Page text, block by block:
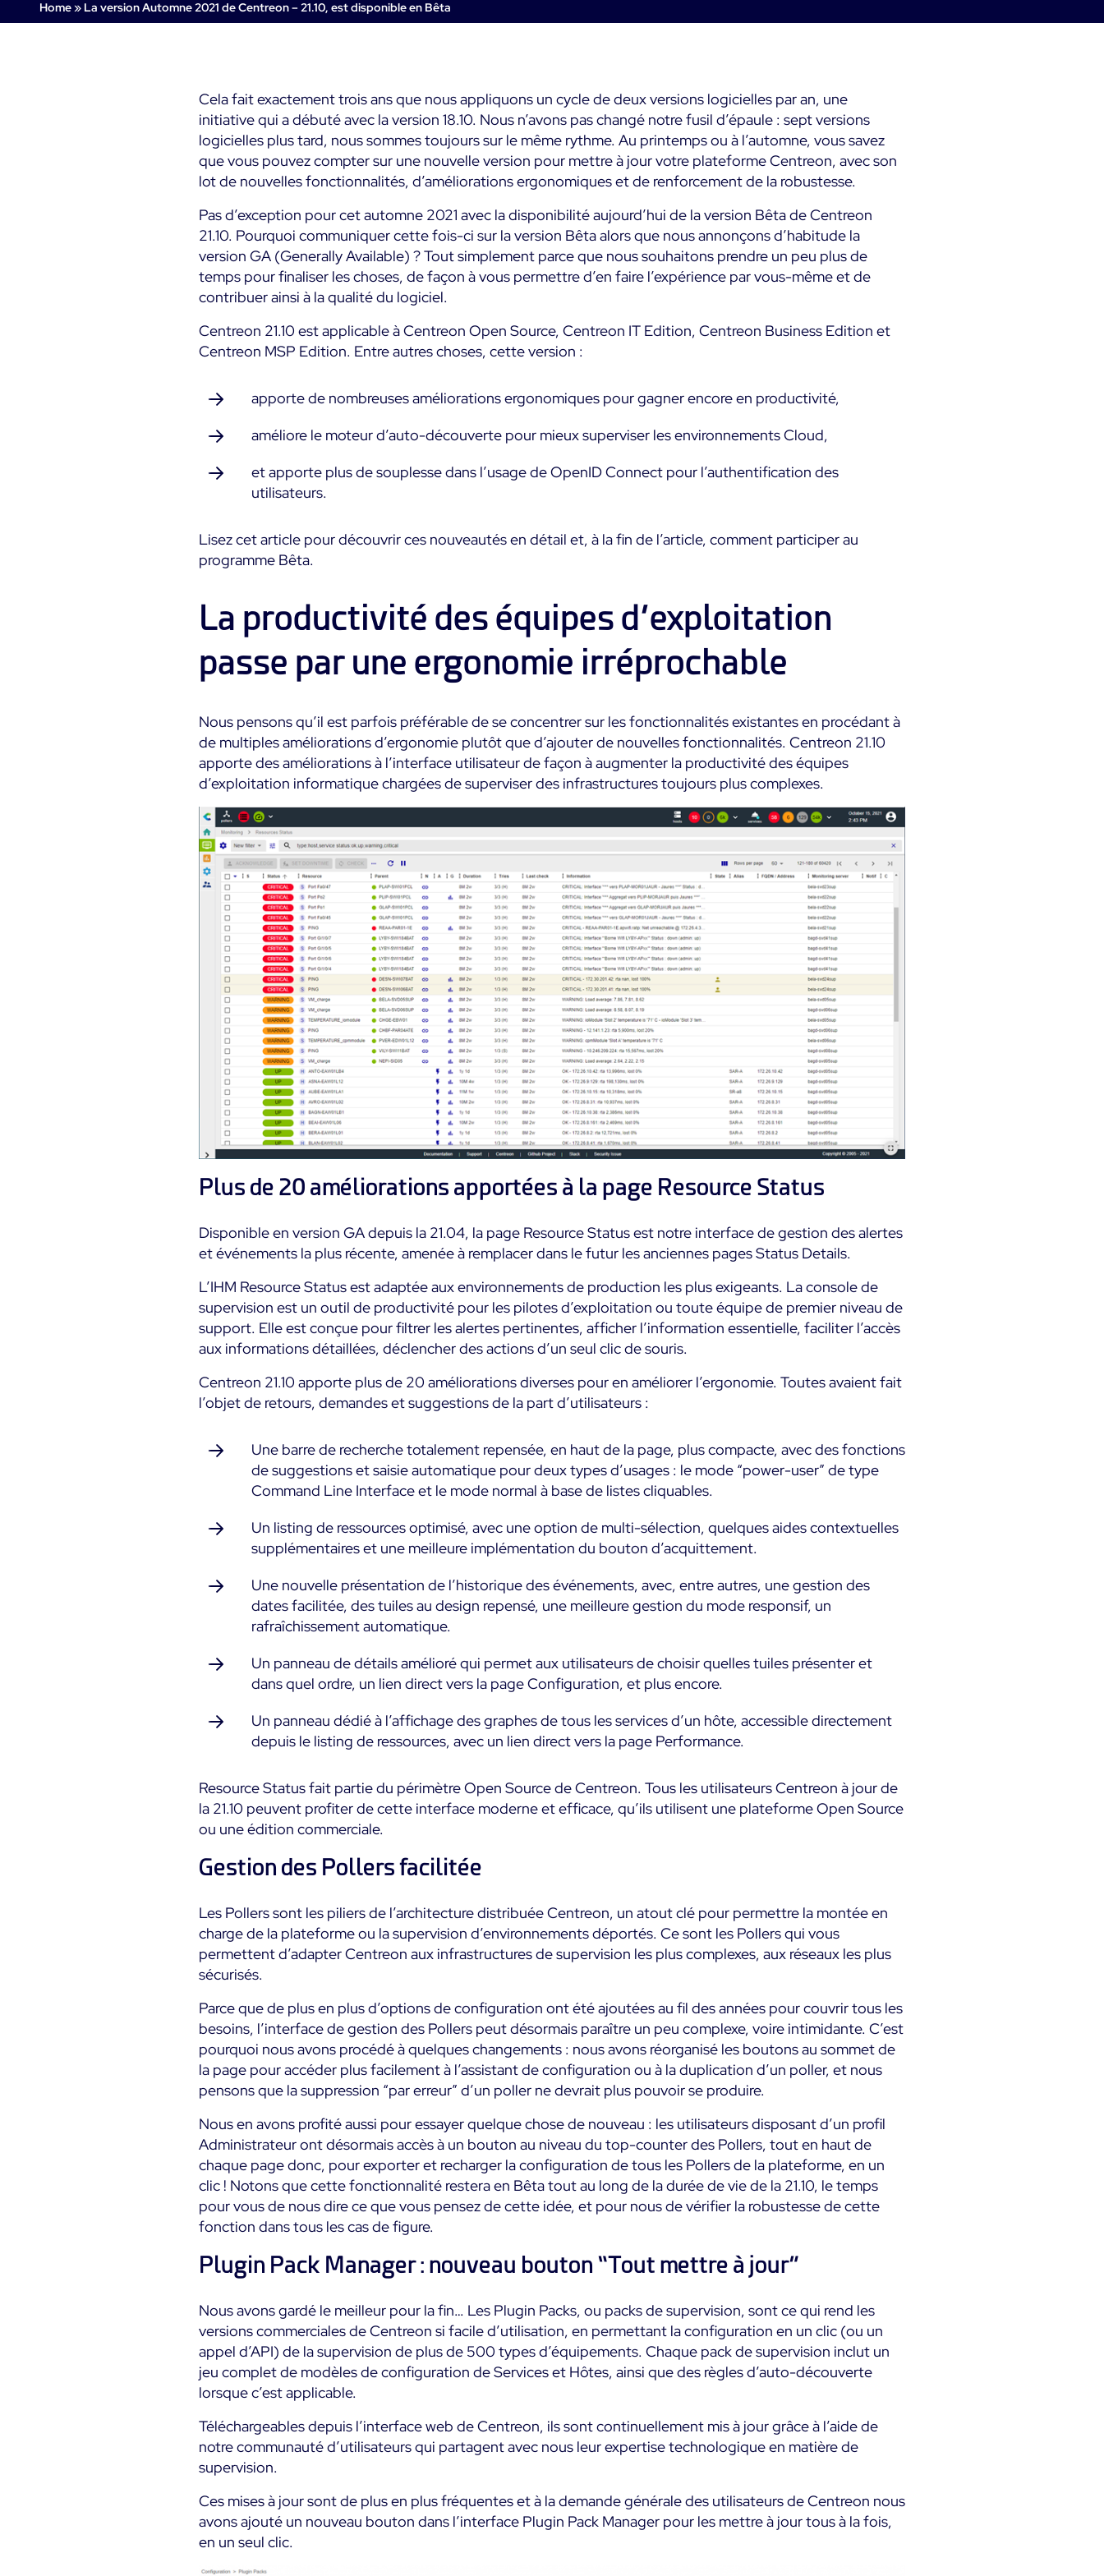
Monitoring - Démo
Centreon Experience
Monitoring - Essai Gratuit
Commencez votre essai
maintenant
Fonctionnalités
Maîtrise des coûts
intégrée
Tests de montée en
charge
Démo Produit
Monitoring - Démo
Centreon Experience
Monitoring - Essai Gratuit
Commencez votre essai
maintenant
Conteneurs
Supervision réseau
Tous
Public
Toutes
Kubernetes
Microsoft Azure
All
Infra Monitoring
Essayez Centreon gratuitement
d’utilisateurs Centreon
Home» La version Automne 2021 de Centreon – 21.10, est disponible en Bêta
Cela fait exactement trois ans que nous appliquons un cycle de deux versions logicielles par an, une
initiative qui a débuté avec la version 18.10. Nous n’avons pas changé notre fusil d’épaule : sept versions
logicielles plus tard, nous sommes toujours sur le même rythme. Au printemps ou à l’automne, vous savez
que vous pouvez compter sur une nouvelle version pour mettre à jour votre plateforme Centreon, avec son
lot de nouvelles fonctionnalités, d’améliorations ergonomiques et de renforcement de la robustesse.
Pas d’exception pour cet automne 2021 avec la disponibilité aujourd’hui de la version Bêta de Centreon
21.10. Pourquoi communiquer cette fois-ci sur la version Bêta alors que nous annonçons d’habitude la
version GA (Generally Available) ? Tout simplement parce que nous souhaitons prendre un peu plus de
temps pour finaliser les choses, de façon à vous permettre d’en faire l’expérience par vous-même et de
contribuer ainsi à la qualité du logiciel.
Centreon 21.10 est applicable à Centreon Open Source, Centreon IT Edition, Centreon Business Edition et
Centreon MSP Edition. Entre autres choses, cette version :
apporte de nombreuses améliorations ergonomiques pour gagner encore en productivité,
améliore le moteur d’auto-découverte pour mieux superviser les environnements Cloud,
et apporte plus de souplesse dans l’usage de OpenID Connect pour l’authentification des
utilisateurs.
Lisez cet article pour découvrir ces nouveautés en détail et, à la fin de l’article, comment participer au
programme Bêta.
La productivité des équipes d’exploitation
passe par une ergonomie irréprochable
Nous pensons qu’il est parfois préférable de se concentrer sur les fonctionnalités existantes en procédant à
de multiples améliorations d’ergonomie plutôt que d’ajouter de nouvelles fonctionnalités. Centreon 21.10
apporte des améliorations à l’interface utilisateur de façon à augmenter la productivité des équipes
d’exploitation informatique chargées de superviser des infrastructures toujours plus complexes.
Plus de 20 améliorations apportées à la page Resource Status
Disponible en version GA depuis la 21.04, la page Resource Status est notre interface de gestion des alertes
et événements la plus récente, amenée à remplacer dans le futur les anciennes pages Status Details.
L’IHM Resource Status est adaptée aux environnements de production les plus exigeants. La console de
supervision est un outil de productivité pour les pilotes d’exploitation ou toute équipe de premier niveau de
support. Elle est conçue pour filtrer les alertes pertinentes, afficher l’information essentielle, faciliter l’accès
aux informations détaillées, déclencher des actions d’un seul clic de souris.
Centreon 21.10 apporte plus de 20 améliorations diverses pour en améliorer l’ergonomie. Toutes avaient fait
l’objet de retours, demandes et suggestions de la part d’utilisateurs :
Une barre de recherche totalement repensée, en haut de la page, plus compacte, avec des fonctions
de suggestions et saisie automatique pour deux types d’usages : le mode “power-user” de type
Command Line Interface et le mode normal à base de listes cliquables.
Un listing de ressources optimisé, avec une option de multi-sélection, quelques aides contextuelles
supplémentaires et une meilleure implémentation du bouton d’acquittement.
Une nouvelle présentation de l’historique des événements, avec, entre autres, une gestion des
dates facilitée, des tuiles au design repensé, une meilleure gestion du mode responsif, un
rafraîchissement automatique.
Un panneau de détails amélioré qui permet aux utilisateurs de choisir quelles tuiles présenter et
dans quel ordre, un lien direct vers la page Configuration, et plus encore.
Un panneau dédié à l’affichage des graphes de tous les services d’un hôte, accessible directement
depuis le listing de ressources, avec un lien direct vers la page Performance.
Resource Status fait partie du périmètre Open Source de Centreon. Tous les utilisateurs Centreon à jour de
la 21.10 peuvent profiter de cette interface moderne et efficace, qu’ils utilisent une plateforme Open Source
ou une édition commerciale.
Gestion des Pollers facilitée
Les Pollers sont les piliers de l’architecture distribuée Centreon, un atout clé pour permettre la montée en
charge de la plateforme ou la supervision d’environnements déportés. Ce sont les Pollers qui vous
permettent d’adapter Centreon aux infrastructures de supervision les plus complexes, aux réseaux les plus
sécurisés.
Parce que de plus en plus d’options de configuration ont été ajoutées au fil des années pour couvrir tous les
besoins, l’interface de gestion des Pollers peut désormais paraître un peu complexe, voire intimidante. C’est
pourquoi nous avons procédé à quelques changements : nous avons réorganisé les boutons au sommet de
la page pour accéder plus facilement à l’assistant de configuration ou à la duplication d’un poller, et nous
pensons que la suppression “par erreur” d’un poller ne devrait plus pouvoir se produire.
Nous en avons profité aussi pour essayer quelque chose de nouveau : les utilisateurs disposant d’un profil
Administrateur ont désormais accès à un bouton au niveau du top-counter des Pollers, tout en haut de
chaque page donc, pour exporter et recharger la configuration de tous les Pollers de la plateforme, en un
clic ! Notons que cette fonctionnalité restera en Bêta tout au long de la durée de vie de la 21.10, le temps
pour vous de nous dire ce que vous pensez de cette idée, et pour nous de vérifier la robustesse de cette
fonction dans tous les cas de figure.
Plugin Pack Manager : nouveau bouton “Tout mettre à jour”
Nous avons gardé le meilleur pour la fin… Les Plugin Packs, ou packs de supervision, sont ce qui rend les
versions commerciales de Centreon si facile d’utilisation, en permettant la configuration en un clic (ou un
appel d’API) de la supervision de plus de 500 types d’équipements. Chaque pack de supervision inclut un
jeu complet de modèles de configuration de Services et Hôtes, ainsi que des règles d’auto-découverte
lorsque c’est applicable.
Téléchargeables depuis l’interface web de Centreon, ils sont continuellement mis à jour grâce à l’aide de
notre communauté d’utilisateurs qui partagent avec nous leur expertise technologique en matière de
supervision.
Ces mises à jour sont de plus en plus fréquentes et à la demande générale des utilisateurs de Centreon nous
avons ajouté un nouveau bouton dans l’interface Plugin Pack Manager pour les mettre à jour tous à la fois,
en un seul clic.